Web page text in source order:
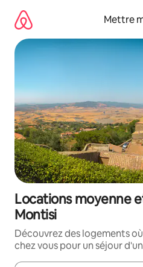
directement
contenu
Mettre
Locations moyenne
Montisi
Découvrez des logements
chez vous pour un séjour